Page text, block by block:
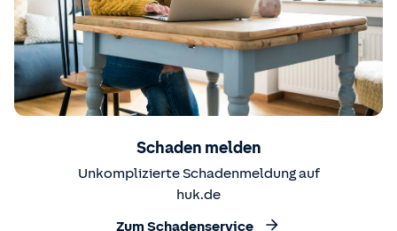
Schaden melden
Unkomplizierte Schadenmeldung auf
huk.de
Zum Schadenservice